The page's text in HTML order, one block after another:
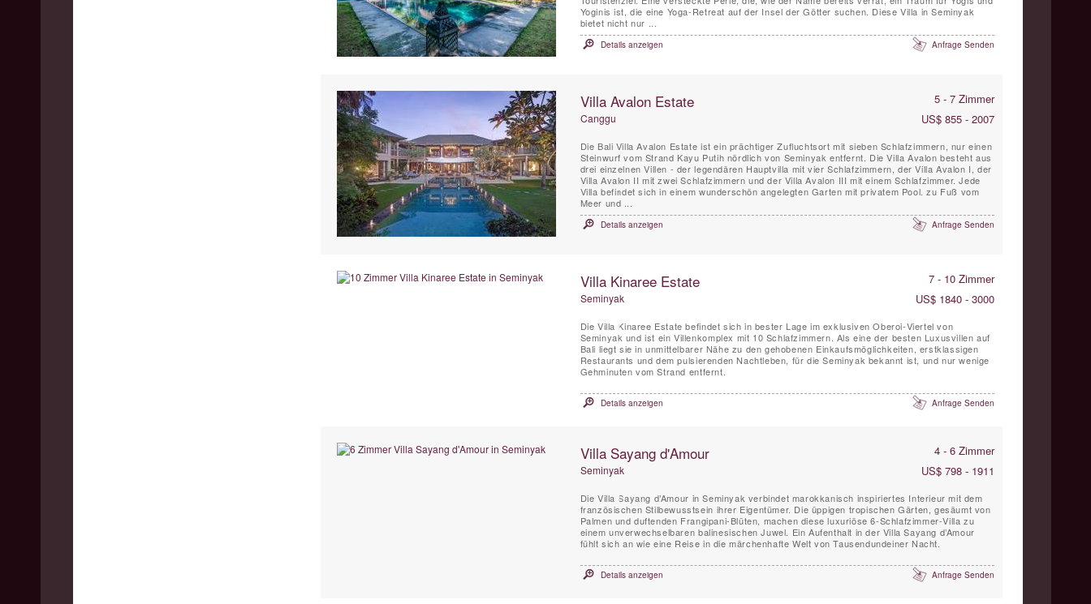
Yoginis ist, die eine Yoga-Retreat auf der Insel der Götter suchen. Diese Villa in Seminyak
bietet nicht nur ...
Details anzeigen Anfrage Senden
Villa Avalon Estate 5 - 7 Zimmer
Canggu US$ 855 - 2007
Die Bali Villa Avalon Estate ist ein prächtiger Zufluchtsort mit sieben Schlafzimmern, nur einen
Steinwurf vom Strand Kayu Putih nördlich von Seminyak entfernt. Die Villa Avalon besteht aus
drei einzelnen Villen - der legendären Hauptvilla mit vier Schlafzimmern, der Villa Avalon I, der
Villa Avalon II mit zwei Schlafzimmern und der Villa Avalon III mit einem Schlafzimmer. Jede
Villa befindet sich in einem wunderschön angelegten Garten mit privatem Pool. zu Fuß vom
Meer und ...
Details anzeigen Anfrage Senden
Villa Kinaree Estate 7 - 10 Zimmer
Seminyak US$ 1840 - 3000
Die Villa Kinaree Estate befindet sich in bester Lage im exklusiven Oberoi-Viertel von
Seminyak und ist ein Villenkomplex mit 10 Schlafzimmern. Als eine der besten Luxusvillen auf
Bali liegt sie in unmittelbarer Nähe zu den gehobenen Einkaufsmöglichkeiten, erstklassigen
Restaurants und dem pulsierenden Nachtleben, für die Seminyak bekannt ist, und nur wenige
Gehminuten vom Strand entfernt.
Details anzeigen Anfrage Senden
Villa Sayang d'Amour 4 - 6 Zimmer
Seminyak US$ 798 - 1911
Die Villa Sayang d’Amour in Seminyak verbindet marokkanisch inspiriertes Interieur mit dem
französischen Stilbewusstsein ihrer Eigentümer. Die üppigen tropischen Gärten, gesäumt von
Palmen und duftenden Frangipani-Blüten, machen diese luxuriöse 6-Schlafzimmer-Villa zu
einem unverwechselbaren balinesischen Juwel. Ein Aufenthalt in der Villa Sayang d’Amour
fühlt sich an wie eine Reise in die märchenhafte Welt von Tausendundeiner Nacht.
Details anzeigen Anfrage Senden